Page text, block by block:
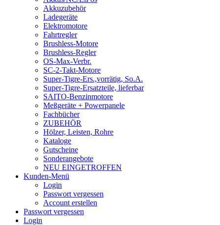
Akkuzubehör
Ladegeräte
Elektromotore
Fahrtregler
Brushless-Motore
Brushless-Regler
OS-Max-Verbr.
SC-2-Takt-Motore
Super-Tigre-Ers.,vorrätig, So.A.
Super-Tigre-Ersatzteile, lieferbar
SAITO-Benzinmotore
Meßgeräte + Powerpanele
Fachbücher
ZUBEHÖR
Hölzer, Leisten, Rohre
Kataloge
Gutscheine
Sonderangebote
NEU EINGETROFFEN
Kunden-Menü
Login
Passwort vergessen
Account erstellen
Passwort vergessen
Login